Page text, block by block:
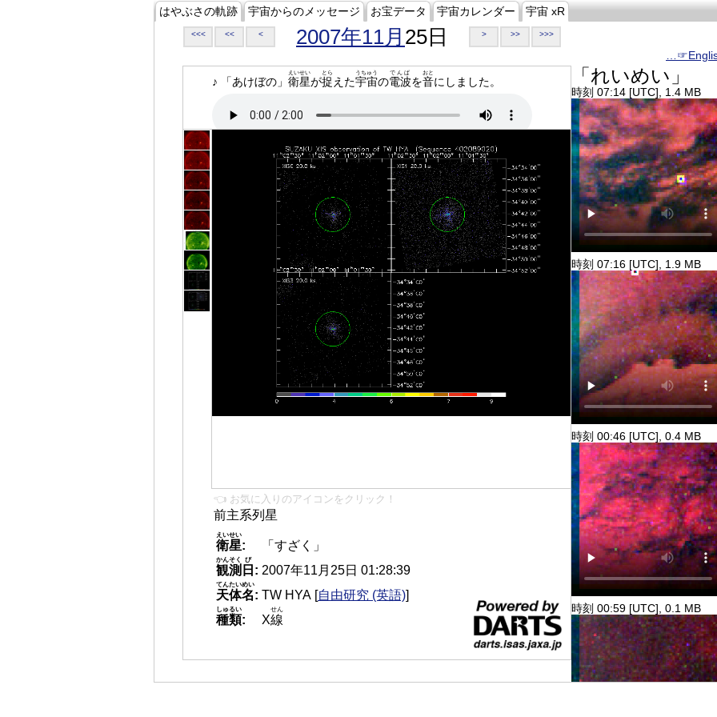
はやぶさの軌跡 宇宙からのメッセージ お宝データ 宇宙カレンダー 宇宙 xR
<<< << < 2007年11月 25日 > >> >>>
♪ 「あけぼの」 衛星
えいせい
が捉
とら
えた宇宙
うちゅう
の電波
でんぱ
を音
おと
にしました。
👈 お気に入りのアイコンをクリック！
前主系列星
衛星
えいせい
:
「すざく」
観測
かんそく
日
び
: 2007年11月25日 01:28:39
天体名
てんたいめい
: TW HYA [自由研究 (英語)]
種類
しゅるい
: X線
せん
「れいめい」
時刻 07:14 [UTC], 1.4 MB
時刻 07:16 [UTC], 1.9 MB
時刻 00:46 [UTC], 0.4 MB
時刻 00:59 [UTC], 0.1 MB